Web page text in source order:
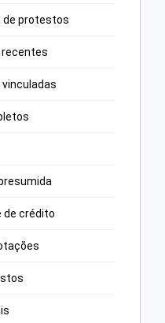
de protestos
recentes
de crédito